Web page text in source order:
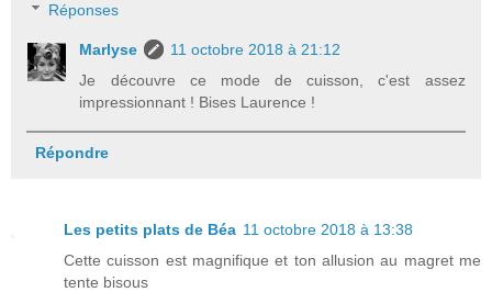
Réponses
Marlyse
11 octobre 2018 à 21:12
Je découvre ce mode de cuisson, c'est assez
impressionnant ! Bises Laurence !
Répondre
Les petits plats de Béa 11 octobre 2018 à 13:38
Cette cuisson est magnifique et ton allusion au magret me
tente bisous